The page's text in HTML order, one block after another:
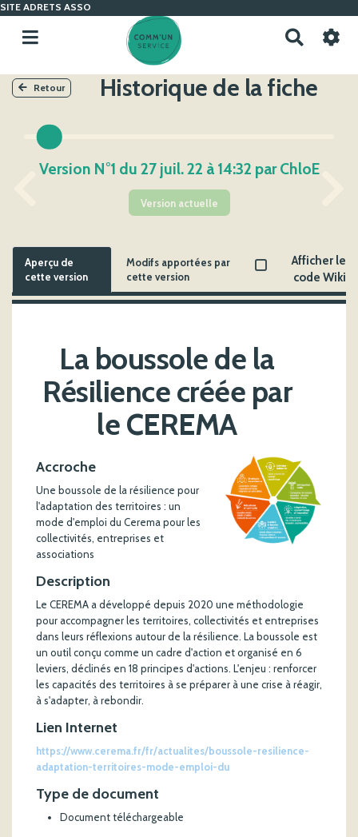
SITE ADRETS ASSO
c
h
h
e
Retour Historique de la fiche
Version N°1 du 27 juil. 22 à 14:32 par ChloE
Version actuelle
Aperçu de
cette version
Modifs apportées par
cette version
Afficher le
code Wiki
La boussole de la
Résilience créée par
le CEREMA
Accroche
Une boussole de la résilience pour
l'adaptation des territoires : un
mode d'emploi du Cerema pour les
collectivités, entreprises et
associations
Description
Le CEREMA a développé depuis 2020 une méthodologie
pour accompagner les territoires, collectivités et entreprises
dans leurs réflexions autour de la résilience. La boussole est
un outil conçu comme un cadre d'action et organisé en 6
leviers, déclinés en 18 principes d'actions. L'enjeu : renforcer
les capacités des territoires à se préparer à une crise à réagir,
à s'adapter, à rebondir.
Lien Internet
https://www.cerema.fr/fr/actualites/boussole-resilience-
adaptation-territoires-mode-emploi-du
Type de document
Document téléchargeable